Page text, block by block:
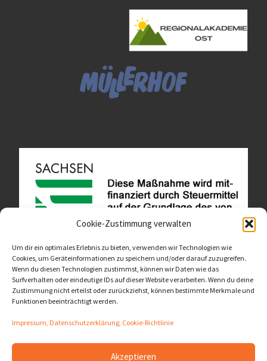
Cookie-Zustimmung verwalten
Um dir ein optimales Erlebnis zu bieten, verwenden wir Technologien wie
Cookies, um Geräteinformationen zu speichern und/oder darauf zuzugreifen.
Wenn du diesen Technologien zustimmst, können wir Daten wie das
Surfverhalten oder eindeutige IDs auf dieser Website verarbeiten. Wenn du deine
Zustimmung nicht erteilst oder zurückziehst, können bestimmte Merkmale und
Funktionen beeinträchtigt werden.
Impressum, Datenschutzerklärung, Cookie-Richtlinie
Akzeptieren
Diese Website ist als Teil des Projektes "Wachsen lassen
- Raum geben" entstanden.>>>